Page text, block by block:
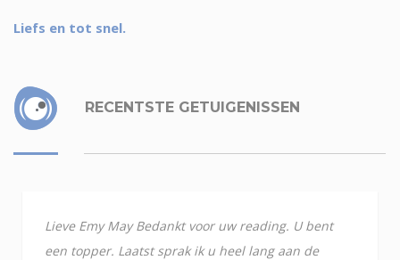
Liefs en tot snel.
RECENTSTE GETUIGENISSEN
Lieve Emy May Bedankt voor uw reading. U bent
een topper. Laatst sprak ik u heel lang aan de